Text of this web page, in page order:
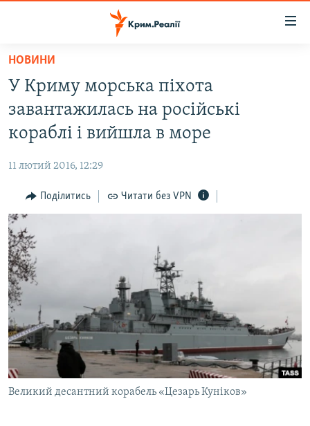
Перейти
основного
матеріалу
до
основної
Перейти
до
пошуку
ВОДА.КРИМ
ВІДЕО ТА ФОТО
БЛОГИ
ПОГЛЯД
ІНТЕРВ'Ю
ВСЕ ЗА ДЕНЬ
СПЕЦПРОЕКТИ
ВІДЕОУРОКИ «ELIFBE»
СВІДЧЕННЯ ОКУПАЦІЇ
УКРАЇНСЬКА ПРОБЛЕМА КРИМУ
ІНФОГРАФІКА
ЯК ОБІЙТИ БЛОКУВАННЯ
Русский
Qırımtatar
ДОЛУЧАЙСЯ!
НОВИНИ
У Криму морська піхота
завантажилась на російські
кораблі і вийшла в море
11 лютий 2016, 12:29
Поділитись Читати без VPN
Великий десантний корабель «Цезарь Куніков»